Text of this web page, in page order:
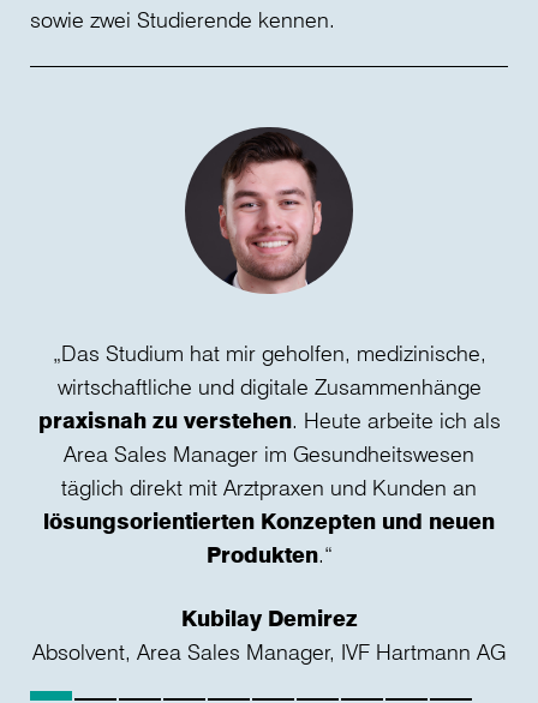
sowie zwei Studierende kennen.
„Das Studium hat mir geholfen, medizinische,
wirtschaftliche und digitale Zusammenhänge
praxisnah zu verstehen. Heute arbeite ich als
Area Sales Manager im Gesundheitswesen
täglich direkt mit Arztpraxen und Kunden an
lösungsorientierten Konzepten und neuen
Produkten.“
Kubilay Demirez
Absolvent, Area Sales Manager, IVF Hartmann AG